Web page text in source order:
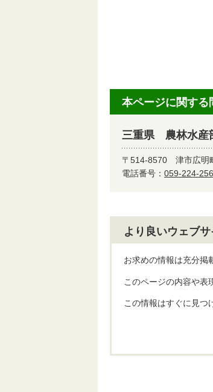
本ページに関する
三重県 農林水産
〒514-8570 津市広明
電話番号： 059-224-
より良いウェブ
お求めの情報は充分掲
このページの内容や表
この情報はすぐに見つ